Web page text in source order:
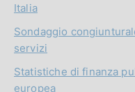
Italia
Sondaggio
servizi
Statistiche di finanza
europea